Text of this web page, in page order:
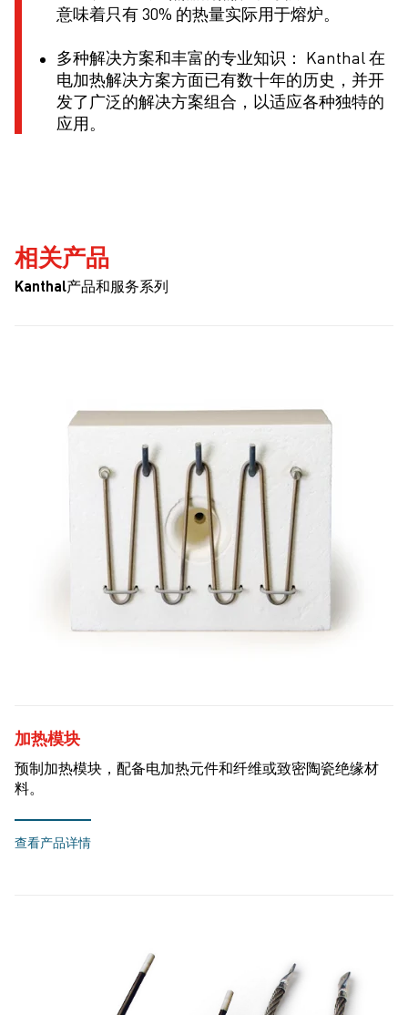
意味着只有 30% 的热量实际用于熔炉。
多种解决方案和丰富的专业知识： Kanthal 在
电加热解决方案方面已有数十年的历史，并开
发了广泛的解决方案组合，以适应各种独特的
应用。
相关产品
Kanthal产品和服务系列
加热模块
预制加热模块，配备电加热元件和纤维或致密陶瓷绝缘材
料。
查看产品详情